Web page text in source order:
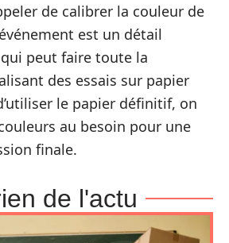
de calibrer la couleur de
est un détail
peut faire toute la
des essais sur papier
le papier définitif, on
au besoin pour une
finale.
de l'actu